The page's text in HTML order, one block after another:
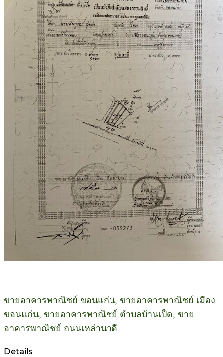
ขายอาคารพาณิชย์ ขอนแก่น, ขายอาคารพาณิชย์ เมือง
ขอนแก่น, ขายอาคารพาณิชย์ ตำบลบ้านเป็ด, ขาย
อาคารพาณิชย์ ถนนเหล่านาดี
Details